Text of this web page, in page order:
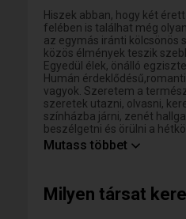
Hiszek abban, hogy két
felében is találhat még
az egymás iránti kölcsönös
közös élmények teszik
Egyedül élek, önálló
Humán
vagyok. Szeretem a
szeretek utazni, olvasni,
színházba járni, zenét
beszélgetni és örülni a
szépségeinek is.
Hiszem, hogy az egymásra
szeretet, közös élmények
Mutass többet
Milyen társat